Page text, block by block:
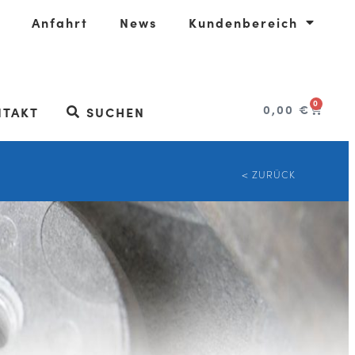
Anfahrt News Kundenbereich
SUCHEN 0,00€ 0
< ZURÜCK